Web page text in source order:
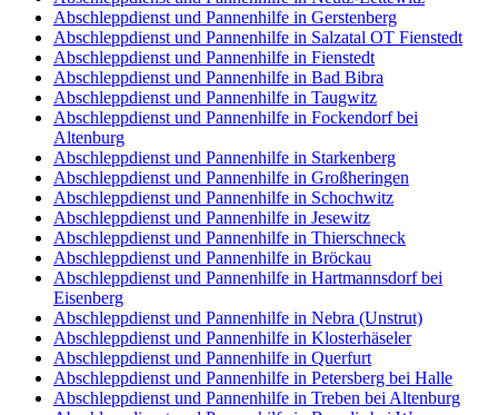
Abschleppdienst und Pannenhilfe in Gerstenberg
Abschleppdienst und Pannenhilfe in Salzatal OT Fienstedt
Abschleppdienst und Pannenhilfe in Fienstedt
Abschleppdienst und Pannenhilfe in Bad Bibra
Abschleppdienst und Pannenhilfe in Taugwitz
Abschleppdienst und Pannenhilfe in Fockendorf bei
Altenburg
Abschleppdienst und Pannenhilfe in Starkenberg
Abschleppdienst und Pannenhilfe in Großheringen
Abschleppdienst und Pannenhilfe in Schochwitz
Abschleppdienst und Pannenhilfe in Jesewitz
Abschleppdienst und Pannenhilfe in Thierschneck
Abschleppdienst und Pannenhilfe in Bröckau
Abschleppdienst und Pannenhilfe in Hartmannsdorf bei
Eisenberg
Abschleppdienst und Pannenhilfe in Nebra (Unstrut)
Abschleppdienst und Pannenhilfe in Klosterhäseler
Abschleppdienst und Pannenhilfe in Querfurt
Abschleppdienst und Pannenhilfe in Petersberg bei Halle
Abschleppdienst und Pannenhilfe in Treben bei Altenburg